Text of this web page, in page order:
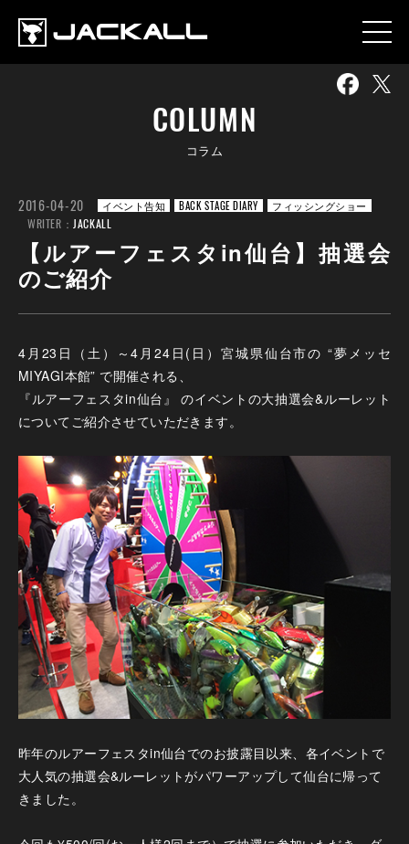
COLUMN
コラム
2016-04-20 イベント告知 BACK STAGE DIARY フィッシングショー
WRITER：JACKALL
【ルアーフェスタin仙台】抽選会
のご紹介
4月23日（土）～4月24日(日）宮城県仙台市の “夢メッセ
MIYAGI本館” で開催される、
『ルアーフェスタin仙台』 のイベントの大抽選会&ルーレット
についてご紹介させていただきます。
昨年のルアーフェスタin仙台でのお披露目以来、各イベントで
大人気の抽選会&ルーレットがパワーアップして仙台に帰って
きました。